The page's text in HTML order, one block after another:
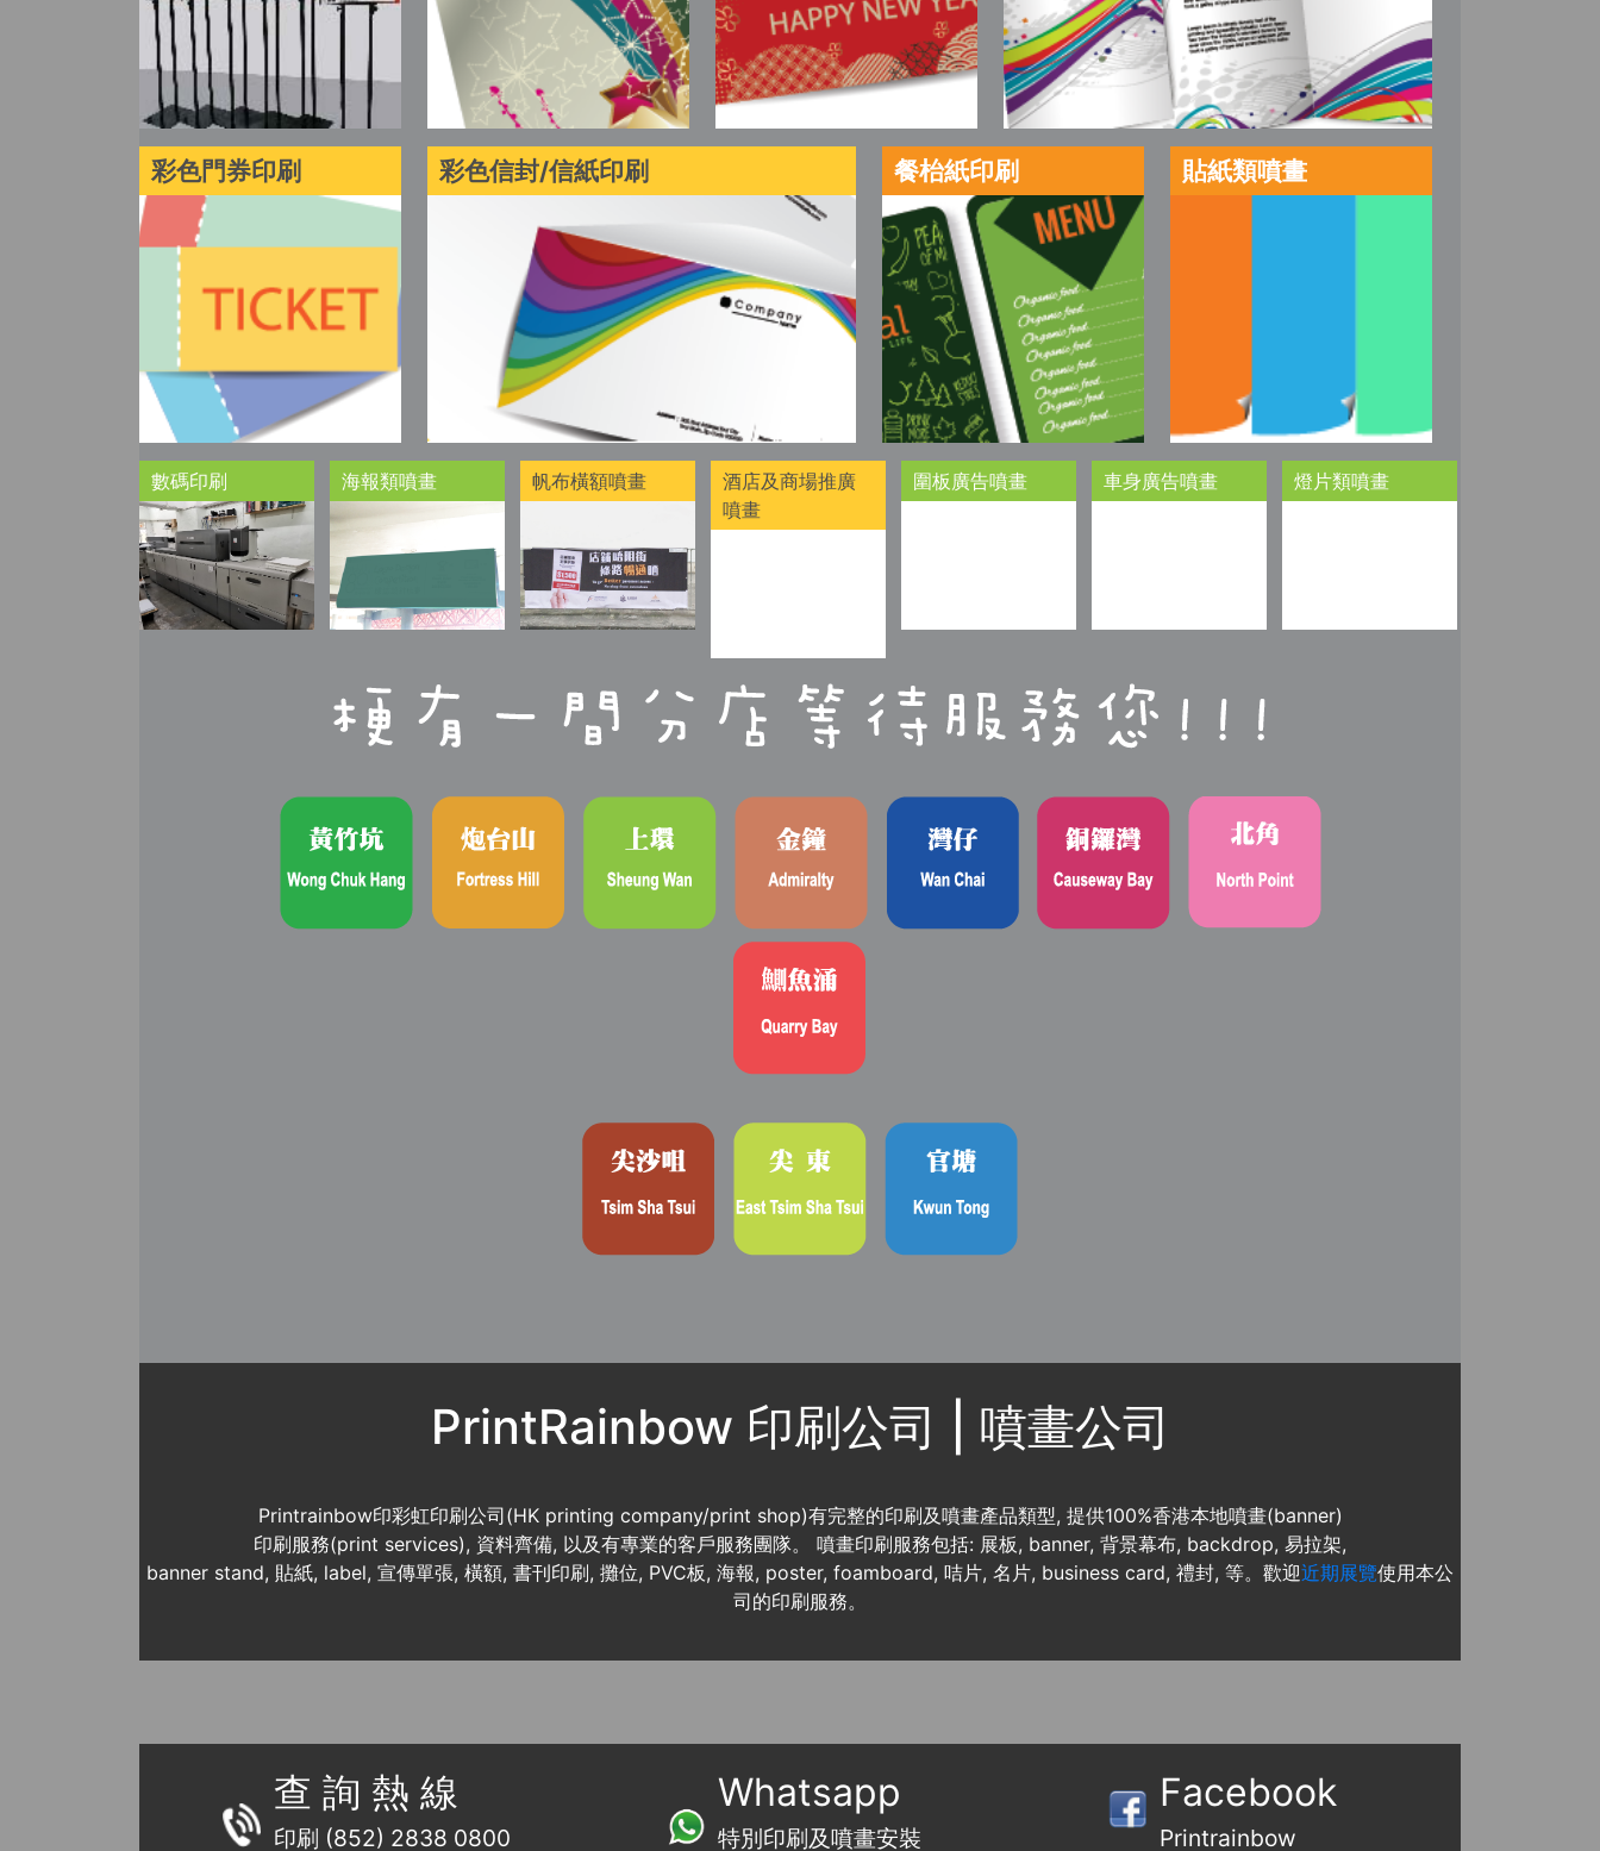
彩色門券印刷 彩色信封/信紙印刷 餐枱紙印刷 貼紙類噴畫
數碼印刷 海報類噴畫 帆布橫額噴畫
酒店及商場推廣
噴畫
圍板廣告噴畫 車身廣告噴畫 燈片類噴畫
PrintRainbow 印刷公司 | 噴畫公司
Printrainbow印彩虹印刷公司(HK printing company/print shop)有完整的印刷及噴畫產品類型, 提供100%香港本地噴畫(banner)
印刷服務(print services), 資料齊備, 以及有專業的客戶服務團隊。 噴畫印刷服務包括: 展板, banner, 背景幕布, backdrop, 易拉架,
banner stand, 貼紙, label, 宣傳單張, 橫額, 書刊印刷, 攤位, PVC板, 海報, poster, foamboard, 咭片, 名片, business card, 禮封, 等。歡迎近期展覽使用本公
司的印刷服務。
查 詢 熱 線
印刷 (852) 2838 0800
Whatsapp
特別印刷及噴畫安裝
Facebook
Printrainbow